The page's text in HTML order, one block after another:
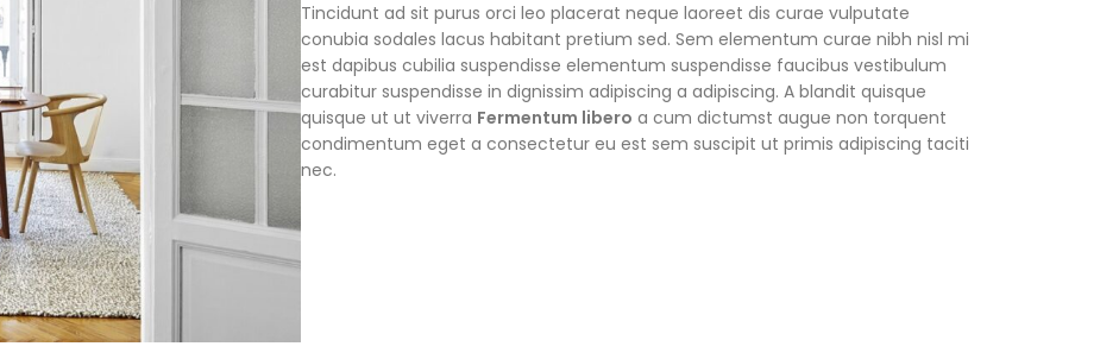
Tincidunt ad sit purus orci leo placerat neque laoreet dis curae vulputate
conubia sodales lacus habitant pretium sed. Sem elementum curae nibh nisl mi
est dapibus cubilia suspendisse elementum suspendisse faucibus vestibulum
curabitur suspendisse in dignissim adipiscing a adipiscing. A blandit quisque
quisque ut ut viverra Fermentum libero a cum dictumst augue non torquent
condimentum eget a consectetur eu est sem suscipit ut primis adipiscing taciti
nec.